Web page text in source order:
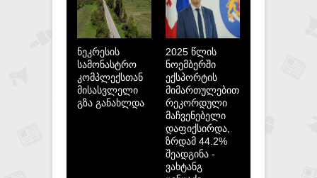
ნეკრესის
სამონასტრო
კომპლექსთან
მისასვლელი
გზა განახლდა
2025 წლის
ნოემბერში
ექსპორტის
მიმართულებით
რეკორდული
მაჩვენებელი
დაფიქსირდა,
ზრდამ 44.2%
შეადგინა -
ვახტანგ